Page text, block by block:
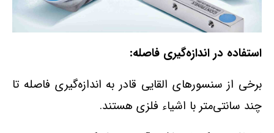
استفاده در اندازه‌گیری فاصله:
برخی از سنسورهای القایی قادر به اندازه‌گیری فاصله تا
چند سانتی‌متر با اشیاء فلزی هستند.